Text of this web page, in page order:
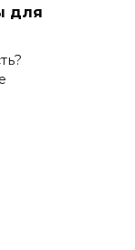
для